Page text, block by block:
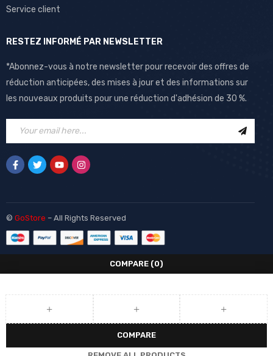
Service client
RESTEZ INFORMÉ PAR NEWSLETTER
*Abonnez-vous à notre newsletter pour recevoir des offres de
réduction anticipées, des mises à jour et des informations sur
les nouveaux produits pour une réduction d'adhésion de 30 %.
© GoStore – All Rights Reserved
COMPARE (0)
COMPARE